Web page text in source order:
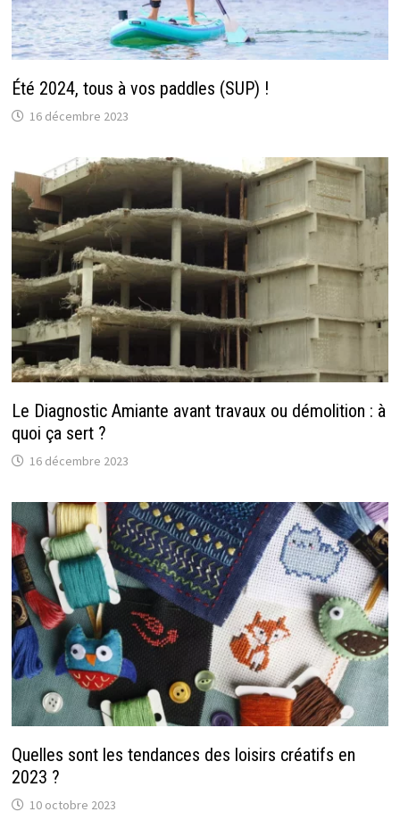
Été 2024, tous à vos paddles (SUP) !
16 décembre 2023
Le Diagnostic Amiante avant travaux ou démolition : à
quoi ça sert ?
16 décembre 2023
Quelles sont les tendances des loisirs créatifs en
2023 ?
10 octobre 2023